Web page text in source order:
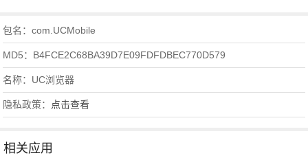
包名：com.UCMobile
MD5：B4FCE2C68BA39D7E09FDFDBEC770D579
名称：UC浏览器
隐私政策： 点击查看
相关应用